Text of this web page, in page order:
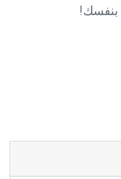
بنفسك!